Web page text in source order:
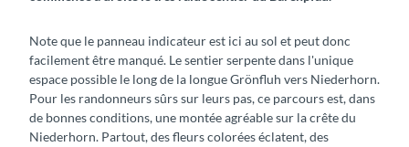
Note que le panneau indicateur est ici au sol et peut donc
facilement être manqué. Le sentier serpente dans l'unique
espace possible le long de la longue Grönfluh vers Niederhorn.
Pour les randonneurs sûrs sur leurs pas, ce parcours est, dans
de bonnes conditions, une montée agréable sur la crête du
Niederhorn. Partout, des fleurs colorées éclatent, des